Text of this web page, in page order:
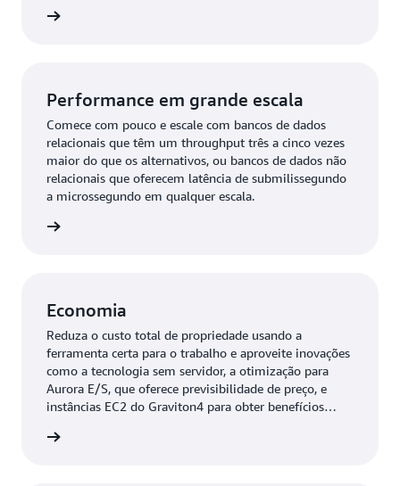
Performance em grande escala
Comece com pouco e escale com bancos de dados
relacionais que têm um throughput três a cinco vezes
maior do que os alternativos, ou bancos de dados não
relacionais que oferecem latência de submilissegundo
a microssegundo em qualquer escala.
Economia
Reduza o custo total de propriedade usando a
ferramenta certa para o trabalho e aproveite inovações
como a tecnologia sem servidor, a otimização para
Aurora E/S, que oferece previsibilidade de preço, e
instâncias EC2 do Graviton4 para obter benefícios